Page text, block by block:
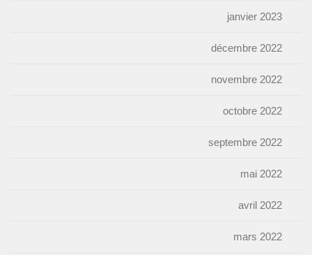
janvier 2023
décembre 2022
novembre 2022
octobre 2022
septembre 2022
mai 2022
avril 2022
mars 2022